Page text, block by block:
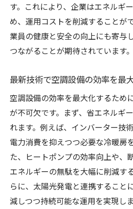
す。これにより、企業はエネルギ
め、運用コストを削減することが
業員の健康と安全の向上にも寄与
つながることが期待されています。
最新技術で空調設備の効率を最
空調設備の効率を最大化するため
が不可欠です。まず、省エネルギ
れます。例えば、インバーター技
電力消費を抑えつつ必要な冷暖房
た、ヒートポンプの効率向上や、
エネルギーの無駄を大幅に削減す
らに、太陽光発電と連携すること
減しつつ持続可能な運用を実現し